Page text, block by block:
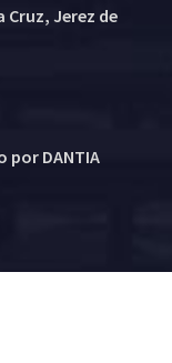
Cruz, Jerez de
por DANTIA